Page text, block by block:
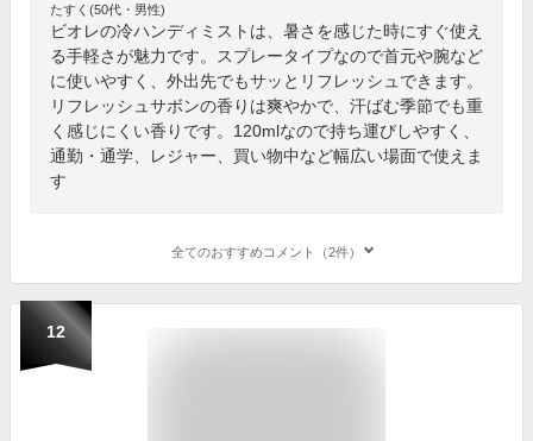
たすく(50代・男性)
ビオレの冷ハンディミストは、暑さを感じた時にすぐ使え
る手軽さが魅力です。スプレータイプなので首元や腕など
に使いやすく、外出先でもサッとリフレッシュできます。
リフレッシュサボンの香りは爽やかで、汗ばむ季節でも重
く感じにくい香りです。120mlなので持ち運びしやすく、
通勤・通学、レジャー、買い物中など幅広い場面で使えま
す
全てのおすすめコメント（2件）
12